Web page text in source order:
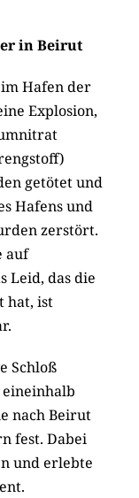
in Beirut
Hafen der
Explosion,
getötet und
Hafens und
zerstört.
auf
Leid, das die
hat, ist
Schloß
nach Beirut
fest. Dabei
und erlebte